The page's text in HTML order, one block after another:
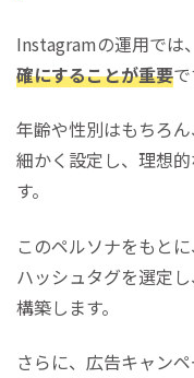
Instagramの運用では、
確にすることが重要で
年齢や性別はもちろ
細かく設定し、理想
す。
このペルソナをもと
ハッシュタグを選定
構築します。
さらに、広告キャン